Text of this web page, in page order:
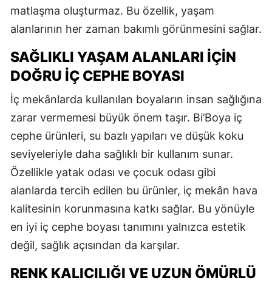
matlaşma oluşturmaz. Bu özellik, yaşam
alanlarının her zaman bakımlı görünmesini sağlar.
SAĞLIKLI YAŞAM ALANLARI İÇIN
DOĞRU İÇ CEPHE BOYASI
İç mekânlarda kullanılan boyaların insan sağlığına
zarar vermemesi büyük önem taşır. Bi’Boya iç
cephe ürünleri, su bazlı yapıları ve düşük koku
seviyeleriyle daha sağlıklı bir kullanım sunar.
Özellikle yatak odası ve çocuk odası gibi
alanlarda tercih edilen bu ürünler, iç mekân hava
kalitesinin korunmasına katkı sağlar. Bu yönüyle
en iyi iç cephe boyası tanımını yalnızca estetik
değil, sağlık açısından da karşılar.
RENK KALICILIĞI VE UZUN ÖMÜRLÜ